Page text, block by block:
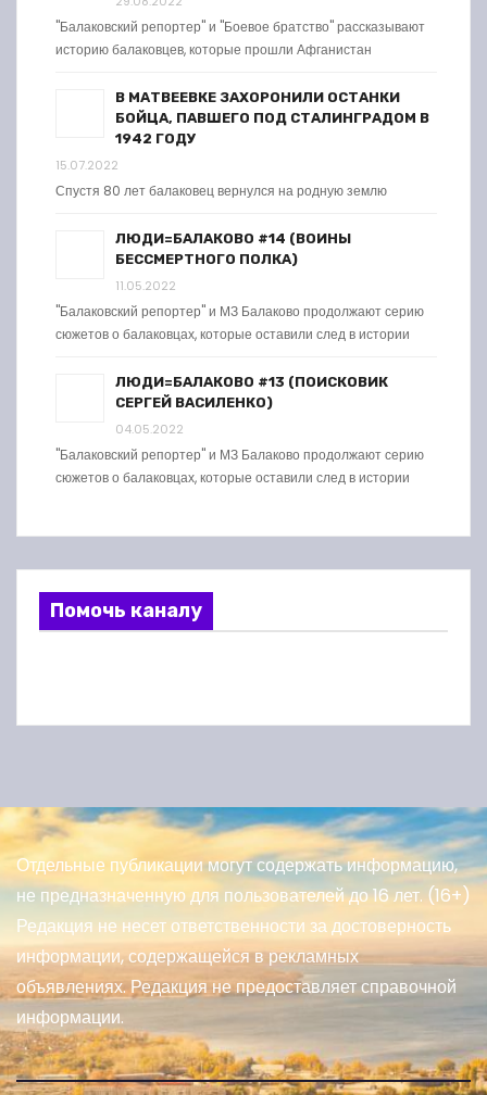
"Балаковский репортер" и "Боевое братство" рассказывают
историю балаковцев, которые прошли Афганистан
В МАТВЕЕВКЕ ЗАХОРОНИЛИ ОСТАНКИ
БОЙЦА, ПАВШЕГО ПОД СТАЛИНГРАДОМ В
1942 ГОДУ
15.07.2022
Спустя 80 лет балаковец вернулся на родную землю
ЛЮДИ=БАЛАКОВО #14 (ВОИНЫ
БЕССМЕРТНОГО ПОЛКА)
11.05.2022
"Балаковский репортер" и МЗ Балаково продолжают серию
сюжетов о балаковцах, которые оставили след в истории
ЛЮДИ=БАЛАКОВО #13 (ПОИСКОВИК
СЕРГЕЙ ВАСИЛЕНКО)
04.05.2022
"Балаковский репортер" и МЗ Балаково продолжают серию
сюжетов о балаковцах, которые оставили след в истории
Помочь каналу
Отдельные публикации могут содержать информацию,
не предназначенную для пользователей до 16 лет. (16+)
Редакция не несет ответственности за достоверность
информации, содержащейся в рекламных
объявлениях. Редакция не предоставляет справочной
информации.